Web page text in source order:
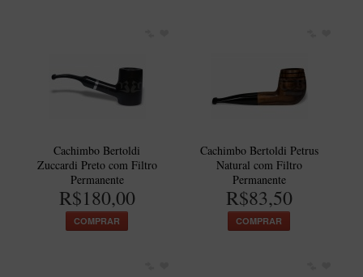
Fiore
Luiggi
Montana
Mouton
Cachimbo Bertoldi
Zuccardi Preto com Filtro
Permanente
R$180,00
COMPRAR
Cachimbo Bertoldi Petrus
Natural com Filtro
Permanente
R$83,50
COMPRAR